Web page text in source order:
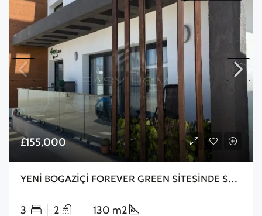
£155,000
YENİ BOGAZİÇİ FOREVER GREEN SİTESİNDE SATILIK 3+1 BAHÇELİ DAİRE
3 2 130 m2